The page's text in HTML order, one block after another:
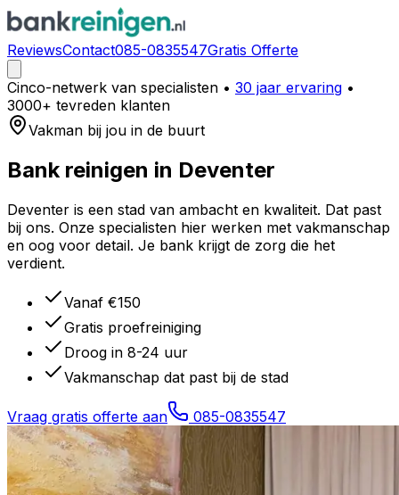
ReviewsContact085-0835547Gratis Offerte
Cinco-netwerk van specialisten • 30 jaar ervaring •
3000+ tevreden klanten
Vakman bij jou in de buurt
Bank reinigen in Deventer
Deventer is een stad van ambacht en kwaliteit. Dat past
bij ons. Onze specialisten hier werken met vakmanschap
en oog voor detail. Je bank krijgt de zorg die het
verdient.
Vanaf €150
Gratis proefreiniging
Droog in 8-24 uur
Vakmanschap dat past bij de stad
Vraag gratis offerte aan 085-0835547